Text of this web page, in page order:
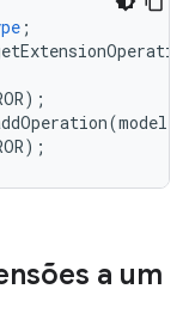
;
);
(model
);
a um